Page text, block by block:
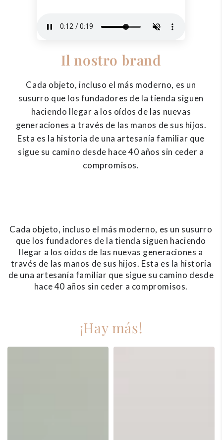
Il nostro brand
Cada objeto, incluso el más moderno, es un
susurro que los fundadores de la tienda siguen
haciendo llegar a los oídos de las nuevas
generaciones a través de las manos de sus hijos.
Esta es la historia de una artesanía familiar que
sigue su camino desde hace 40 años sin ceder a
compromisos.
Cada objeto, incluso el más moderno, es un susurro
que los fundadores de la tienda siguen haciendo
llegar a los oídos de las nuevas generaciones a
través de las manos de sus hijos. Esta es la historia
de una artesanía familiar que sigue su camino desde
hace 40 años sin ceder a compromisos.
¡Hay más!